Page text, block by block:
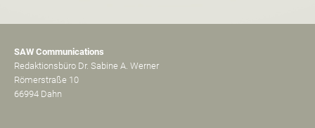
SAW Communications
Redaktionsbüro Dr. Sabine A. Werner
Römerstraße 10
66994 Dahn